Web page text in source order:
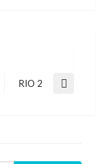
Entrada
RIO 2